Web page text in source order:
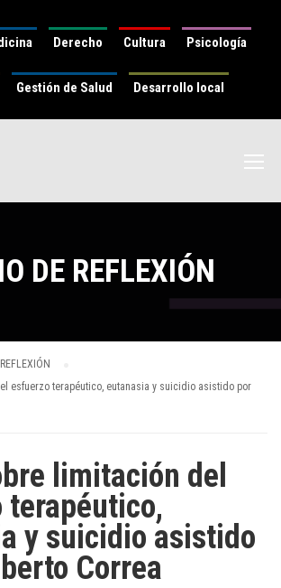
Derecho Cultura Psicología
Gestión de Salud Desarrollo local
DE REFLEXIÓN
esfuerzo terapéutico, eutanasia y suicidio asistido por
limitación del
terapéutico,
y suicidio asistido
Correa